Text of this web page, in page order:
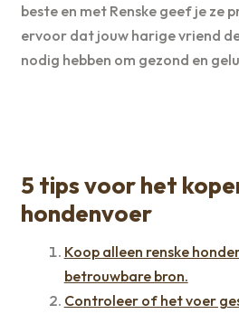
beste en met Renske geef je ze
ervoor dat jouw harige vriend
nodig hebben om gezond en
5 tips voor het
hondenvoer
Koop alleen renske
betrouwbare bron.
Controleer of het voer